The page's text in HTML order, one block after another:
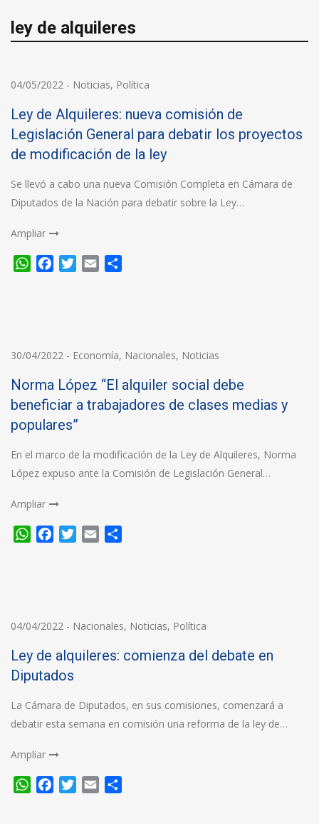
ley de alquileres
04/05/2022 - Noticias, Política
Ley de Alquileres: nueva comisión de
Legislación General para debatir los proyectos
de modificación de la ley
Se llevó a cabo una nueva Comisión Completa en Cámara de
Diputados de la Nación para debatir sobre la Ley…
Ampliar
WhatsApp
FacebookTwitter
Email
30/04/2022 - Economía, Nacionales, Noticias
Norma López “El alquiler social debe
beneficiar a trabajadores de clases medias y
populares”
En el marco de la modificación de la Ley de Alquileres, Norma
López expuso ante la Comisión de Legislación General…
Ampliar
WhatsApp
FacebookTwitter
Email
04/04/2022 - Nacionales, Noticias, Política
Ley de alquileres: comienza del debate en
Diputados
La Cámara de Diputados, en sus comisiones, comenzará a
debatir esta semana en comisión una reforma de la ley de…
Ampliar
WhatsApp
FacebookTwitter
Email